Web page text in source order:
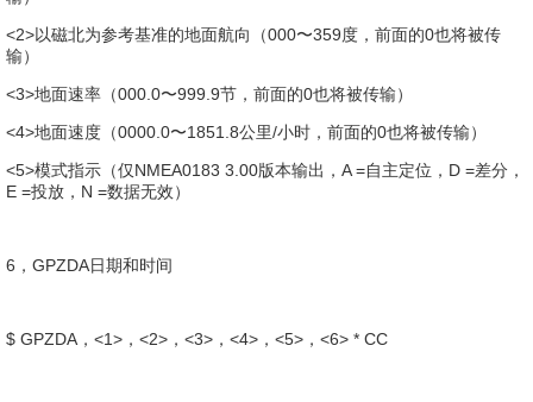
<2>以磁北为参考基准的地面航向（000〜359度，前面的0也将被传
输）
<3>地面速率（000.0〜999.9节，前面的0也将被传输）
<4>地面速度（0000.0〜1851.8公里/小时，前面的0也将被传输）
<5>模式指示（仅NMEA0183 3.00版本输出，A =自主定位，D =差分，
E =投放，N =数据无效）
6，GPZDA日期和时间
$ GPZDA，<1>，<2>，<3>，<4>，<5>，<6> * CC